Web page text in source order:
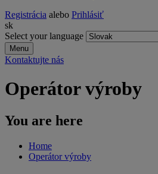
Registrácia alebo Prihlásiť
sk
Select your language
Menu
Kontaktujte nás
Operátor výroby
You are here
Home
Operátor výroby